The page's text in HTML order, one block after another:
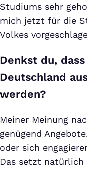
Studiums sehr
mich jetzt für die
Volkes
Denkst du,
Deutschland
werden?
Meiner Meinung
genügend
oder sich
Das setzt natürlich